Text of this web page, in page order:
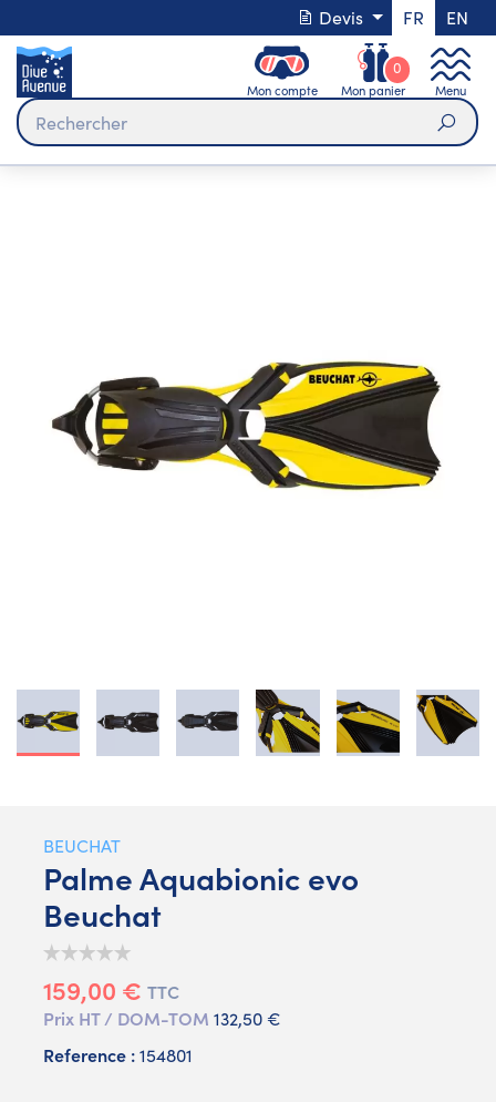
Devis FR EN
Mon compte Mon panier
0
Menu
BEUCHAT
Palme Aquabionic evo
Beuchat
159,00 € TTC
Prix HT / DOM-TOM 132,50 €
Reference :154801